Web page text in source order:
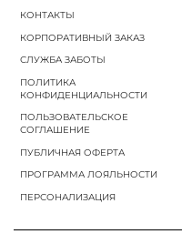
КОНТАКТЫ
КОРПОРАТИВНЫЙ ЗАКАЗ
СЛУЖБА ЗАБОТЫ
ПОЛИТИКА
КОНФИДЕНЦИАЛЬНОСТИ
ПОЛЬЗОВАТЕЛЬСКОЕ
СОГЛАШЕНИЕ
ПУБЛИЧНАЯ ОФЕРТА
ПРОГРАММА ЛОЯЛЬНОСТИ
ПЕРСОНАЛИЗАЦИЯ